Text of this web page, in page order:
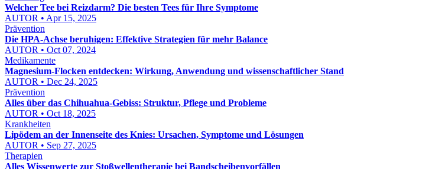
Welcher Tee bei Reizdarm? Die besten Tees für Ihre Symptome
AUTOR • Apr 15, 2025
Prävention
Die HPA-Achse beruhigen: Effektive Strategien für mehr Balance
AUTOR • Oct 07, 2024
Medikamente
Magnesium-Flocken entdecken: Wirkung, Anwendung und wissenschaftlicher Stand
AUTOR • Dec 24, 2025
Prävention
Alles über das Chihuahua-Gebiss: Struktur, Pflege und Probleme
AUTOR • Oct 18, 2025
Krankheiten
Lipödem an der Innenseite des Knies: Ursachen, Symptome und Lösungen
AUTOR • Sep 27, 2025
Therapien
Alles Wissenwerte zur Stoßwellentherapie bei Bandscheibenvorfällen